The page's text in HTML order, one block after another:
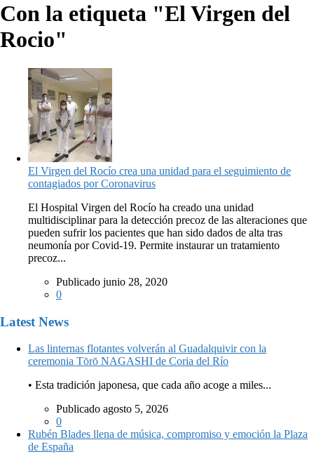
Con la etiqueta "El Virgen del
Rocio"
El Virgen del Rocío crea una unidad para el seguimiento de
contagiados por Coronavirus
El Hospital Virgen del Rocío ha creado una unidad
multidisciplinar para la detección precoz de las alteraciones que
pueden sufrir los pacientes que han sido dados de alta tras
neumonía por Covid-19. Permite instaurar un tratamiento
precoz...
Publicado junio 28, 2020
0
Latest News
Las linternas flotantes volverán al Guadalquivir con la
ceremonia Tōrō NAGASHI de Coria del Río
• Esta tradición japonesa, que cada año acoge a miles...
Publicado agosto 5, 2026
0
Rubén Blades llena de música, compromiso y emoción la Plaza
de España